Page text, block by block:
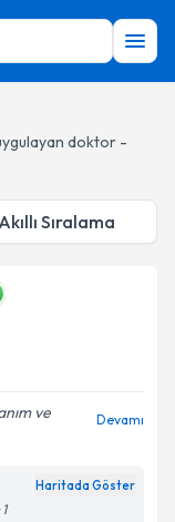
doktor -
Akıllı Sıralama
ve
Devamı
Haritada Göster